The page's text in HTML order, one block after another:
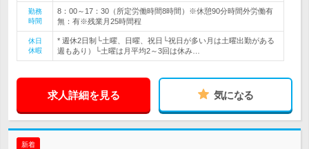
勤務
時間
8：00～17：30（所定労働時間8時間）※休憩90分時間外労働有
無：有※残業月25時間程
休日
休暇
* 週休2日制└土曜、日曜、祝日└祝日が多い月は土曜出勤がある
週もあり）└土曜は月平均2～3回は休み…
求人詳細を見る 気になる
新着